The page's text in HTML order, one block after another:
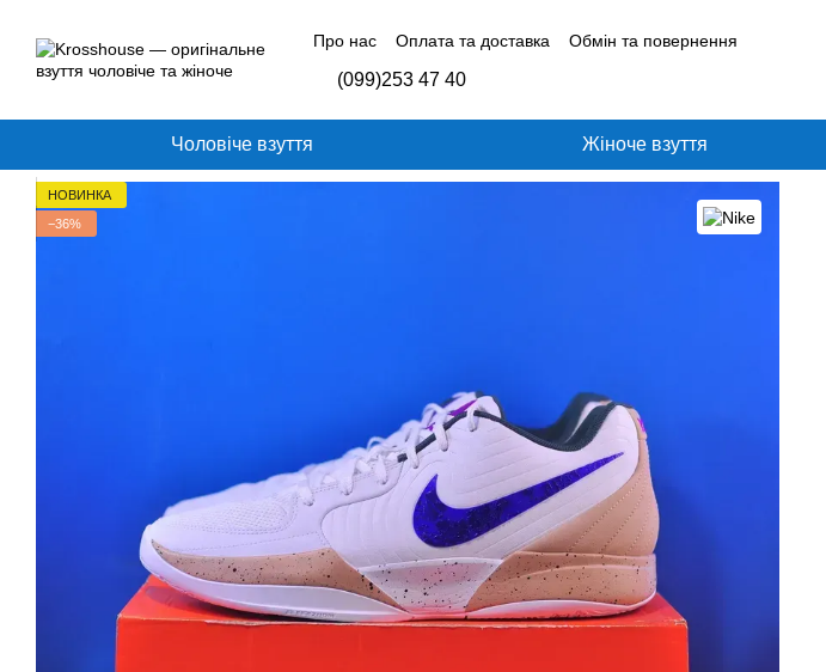
Про нас
Оплата та доставка
Обмін та повернення
Відгуки про магазин
(099)253 47 40
Чоловіче взуття Жіноче взуття
НОВИНКА
−36%